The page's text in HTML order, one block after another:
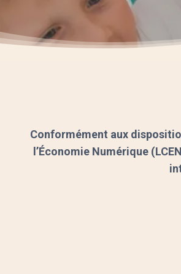
Conformément aux
l’Économie Numérique